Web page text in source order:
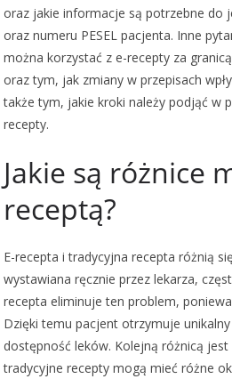
oraz jakie informacje są potrzebne do
oraz numeru PESEL pacjenta. Inne
można korzystać z e-recepty za
oraz tym, jak zmiany w przepisach
także tym, jakie kroki należy podjąć w
recepty.
Jakie są różnice
receptą?
E-recepta i tradycyjna recepta różnią
wystawiana ręcznie przez lekarza,
recepta eliminuje ten problem,
Dzięki temu pacjent otrzymuje
dostępność leków. Kolejną różnicą
tradycyjne recepty mogą mieć różne